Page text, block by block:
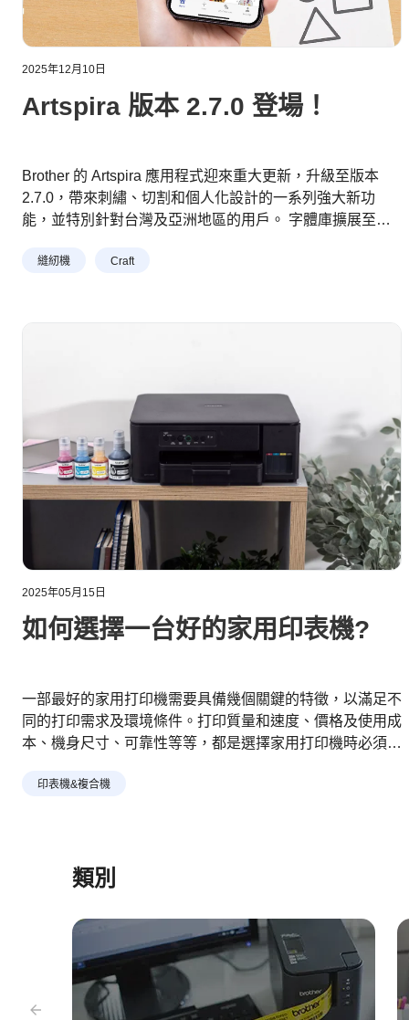
2025年12月10日
Artspira 版本 2.7.0 登場！
Brother 的 Artspira 應用程式迎來重大更新，升級至版本
2.7.0，帶來刺繡、切割和個人化設計的一系列強大新功
能，並特別針對台灣及亞洲地區的用戶。 字體庫擴展至超
文和日文。此外，設計編輯器全面升級，為刺繡和切割提供
縫紉機 Craft
2025年05月15日
如何選擇一台好的家用印表機?
一部最好的家用打印機需要具備幾個關鍵的特徵，以滿足不
同的打印需求及環境條件。打印質量和速度、價格及使用成
本、機身尺寸、可靠性等等，都是選擇家用打印機時必須考
印表機&複合機
類別